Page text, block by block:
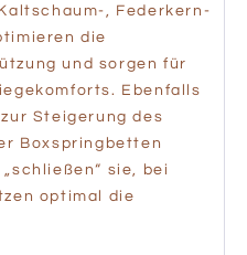
, Federkern-
die
und sorgen für
Ebenfalls
Steigerung des
Boxspringbetten
„schließen“ sie, bei
optimal die